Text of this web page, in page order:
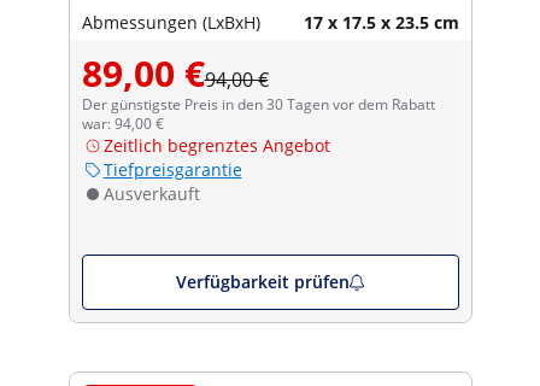
Abmessungen (LxBxH) 17 x 17.5 x 23.5 cm
89,00 €94,00 €
Der günstigste Preis in den 30 Tagen vor dem Rabatt
war: 94,00 €
Zeitlich begrenztes Angebot
Tiefpreisgarantie
Ausverkauft
Verfügbarkeit prüfen